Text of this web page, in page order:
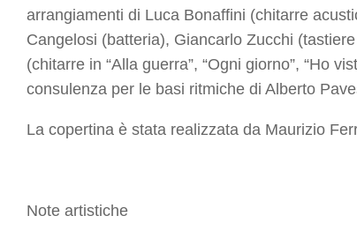
arrangiamenti di Luca Bonaffini (chitarre
Cangelosi (batteria), Giancarlo Zucchi
(chitarre in “Alla guerra”, “Ogni giorno”, “Ho
consulenza per le basi ritmiche di Alberto
La copertina è stata realizzata da Maurizio
Note artistiche